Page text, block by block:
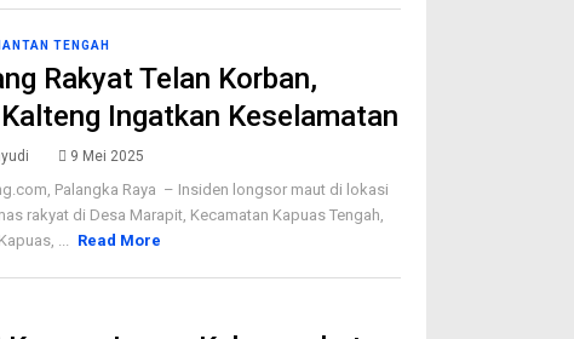
TENGAH
Rakyat Telan Korban,
Kalteng Ingatkan Keselamatan
9 Mei 2025
Palangka Raya – Insiden longsor maut di lokasi
rakyat di Desa Marapit, Kecamatan Kapuas Tengah,
... Read More